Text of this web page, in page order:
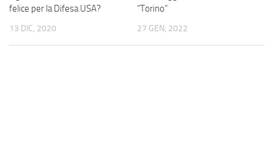
felice per la Difesa USA?
13 DIC, 2020
“Torino”
27 GEN, 2022